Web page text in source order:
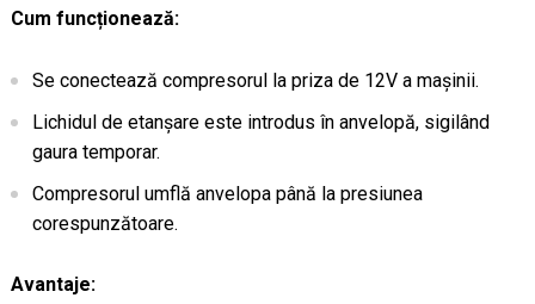
Cum funcționează:
Se conectează compresorul la priza de 12V a mașinii.
Lichidul de etanșare este introdus în anvelopă, sigilând
gaura temporar.
Compresorul umflă anvelopa până la presiunea
corespunzătoare.
Avantaje: